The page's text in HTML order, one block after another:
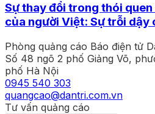
Sự thay đổi trong thói
của người Việt: Sự trỗi dậy
Phòng quảng cáo Báo điện tử
Số 48 ngõ 2 phố Giảng Võ,
phố Hà Nội
0945 540 303
quangcao@dantri.com.vn
Tư vấn quảng cáo